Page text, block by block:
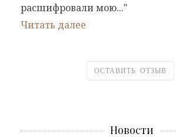
расшифровали мою..."
Читать далее
ОСТАВИТЬ ОТЗЫВ
Новости